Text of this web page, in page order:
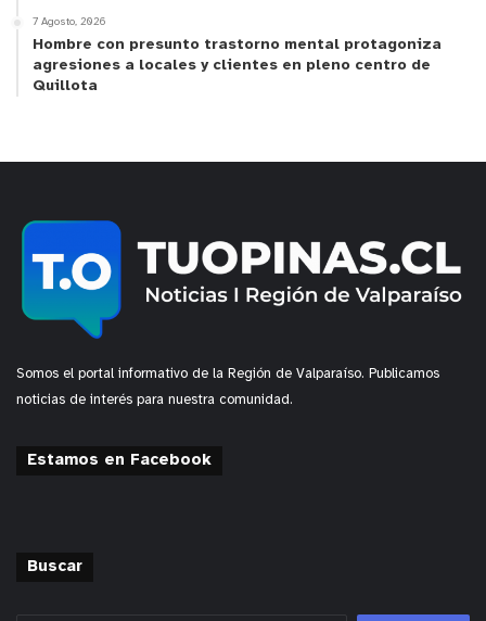
y tú, ¿qué opinas?
7 Agosto, 2026
Hombre con presunto trastorno mental protagoniza
agresiones a locales y clientes en pleno centro de
Quillota
Somos el portal informativo de la Región de Valparaíso. Publicamos
noticias de interés para nuestra comunidad.
Estamos en Facebook
Buscar